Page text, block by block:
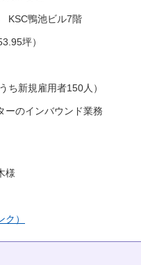
KSC鴨池ビル7階
坪）
ち新規雇用者150人）
ーのインバウンド業務
様
）